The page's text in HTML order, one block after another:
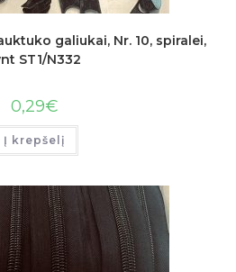
galiukai, Nr. 10, spiralei,
ST1/N332
0,29€
Į krepšelį